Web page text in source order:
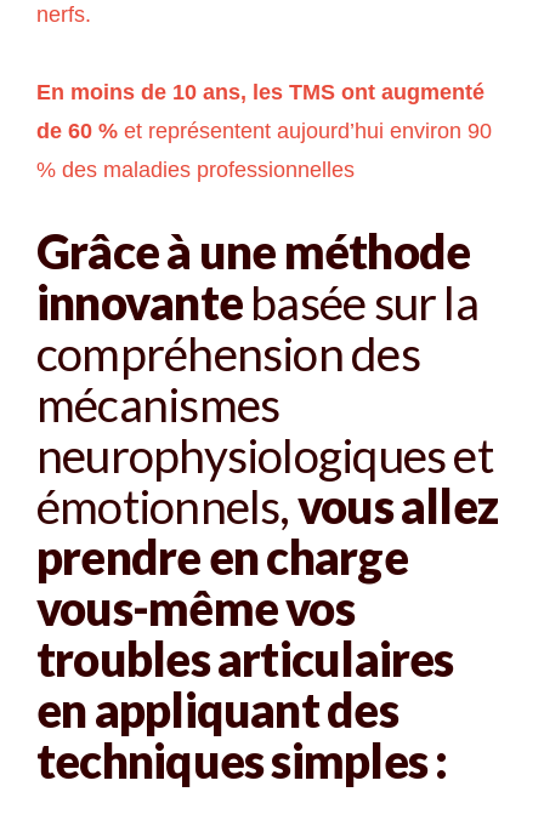
nerfs.
En moins de 10 ans, les TMS ont augmenté
de 60 % et représentent aujourd’hui environ 90
% des maladies professionnelles
Grâce à une méthode
innovantebasée sur la
compréhension des
mécanismes
neurophysiologiques et
émotionnels,vous allez
prendre en charge
vous-même vos
troubles articulaires
en appliquant des
techniques simples :